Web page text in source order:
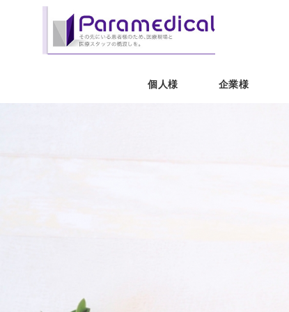
個人様 企業様